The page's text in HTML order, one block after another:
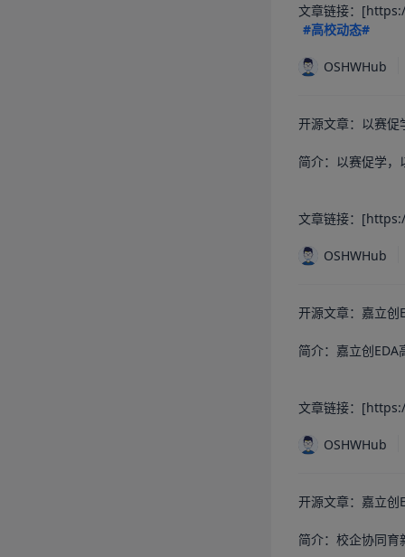
#高校动态#
OSHWHub
开源文章：以赛
简介：以赛促学，
文章链接：
OSHWHub
开源文章：嘉立创
简介：嘉立创
文章链接：
OSHWHub
开源文章：嘉立创
简介：校企协同